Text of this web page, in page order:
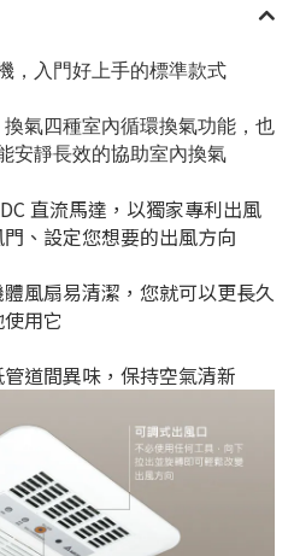
，入門好上手的標準款式
氣四種室內循環換氣功能，也
安靜長效的協助室內換氣
直流馬達，以獨家專利出風
、設定您想要的出風方向
風扇易清潔，您就可以更長久
用它
道間異味，保持空氣清新